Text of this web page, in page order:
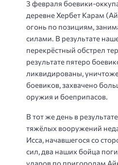
3 февраля боевики-
деревне Хербет Карам
огонь по позициям,
силами. В результате
перекрёстный обстрел
результате пятеро
ликвидированы,
боевиков, захвачено
оружия и боеприпасов.
В тот же день в
тяжёлых вооружений
Исса, начавшегося со
сил, два наших бойца
ударов по пригородам